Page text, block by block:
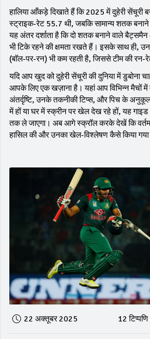
हालिया आँकड़े दिखाते हैं कि 2025 में दुहेरी सेंचूरी
स्ट्राइक‑रेट 55.7 थी, जबकि सामान्य शतक
यह अंतर दर्शाता है कि दो शतक बनाने वाले
भी टिके रहने की क्षमता रखते हैं। इसके साथ ही,
(बॉल‑पर‑रन) भी कम रहती है, जिससे टीम की
यदि आप खुद को दुहेरी सेंचूरी की दुनिया में डुबोना
आपके लिए एक खज़ाना है। यहां आप विभिन्न मैचों में
अंतर्दृष्टि, उनके तकनीकी टिप्स, और पिच के
में हों या घर में स्क्रीन पर खेल देख रहे हों, यह
तक ले जाएगा। अब आगे स्क्रॉल करके देखें कि
हासिल की और उनका खेल‑विश्लेषण कैसे किया
22 अक्तूबर 2025 12 टिप्पणि